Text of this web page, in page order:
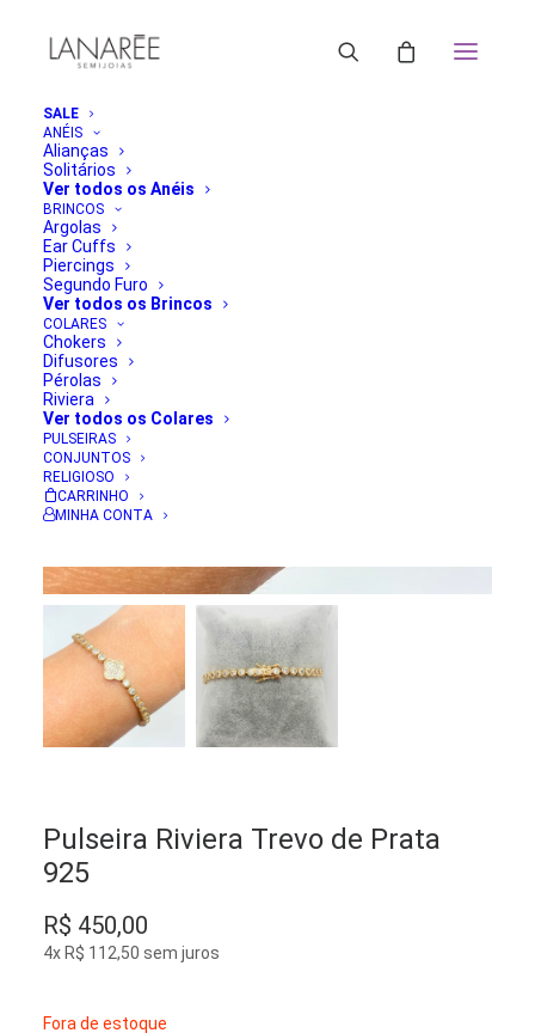
SALE
ANÉIS
Alianças
Solitários
Ver todos os Anéis
BRINCOS
Argolas
Ear Cuffs
Piercings
Segundo Furo
Ver todos os Brincos
COLARES
Chokers
Difusores
Pérolas
Riviera
Ver todos os Colares
PULSEIRAS
CONJUNTOS
RELIGIOSO
CARRINHO
MINHA CONTA
Pulseira Riviera Trevo de Prata
925
R$ 450,00
4x R$ 112,50 sem juros
Fora de estoque